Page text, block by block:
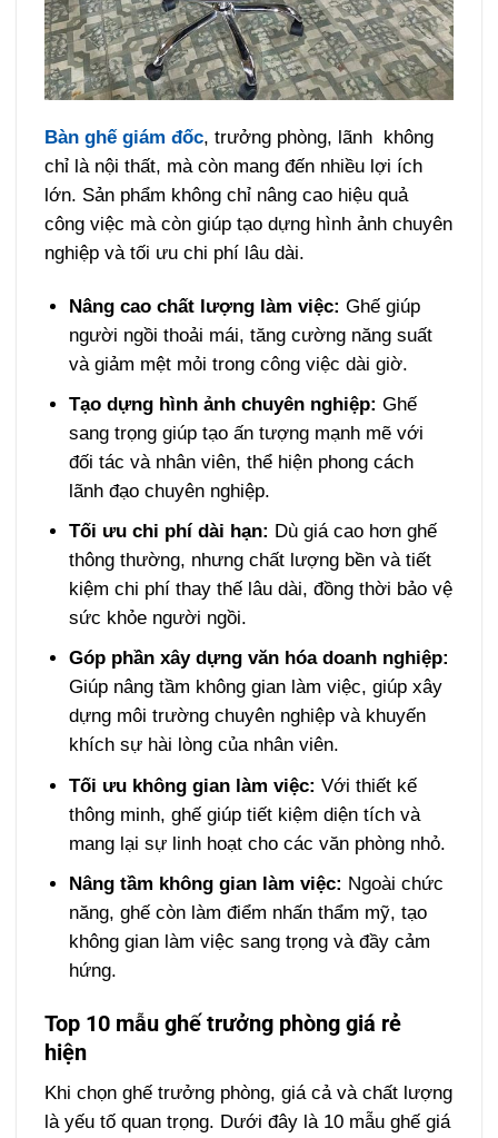
Bàn ghế giám đốc, trưởng phòng, lãnh không
chỉ là nội thất, mà còn mang đến nhiều lợi ích
lớn. Sản phẩm không chỉ nâng cao hiệu quả
công việc mà còn giúp tạo dựng hình ảnh chuyên
nghiệp và tối ưu chi phí lâu dài.
Nâng cao chất lượng làm việc: Ghế giúp
người ngồi thoải mái, tăng cường năng suất
và giảm mệt mỏi trong công việc dài giờ.
Tạo dựng hình ảnh chuyên nghiệp: Ghế
sang trọng giúp tạo ấn tượng mạnh mẽ với
đối tác và nhân viên, thể hiện phong cách
lãnh đạo chuyên nghiệp.
Tối ưu chi phí dài hạn: Dù giá cao hơn ghế
thông thường, nhưng chất lượng bền và tiết
kiệm chi phí thay thế lâu dài, đồng thời bảo vệ
sức khỏe người ngồi.
Góp phần xây dựng văn hóa doanh nghiệp:
Giúp nâng tầm không gian làm việc, giúp xây
dựng môi trường chuyên nghiệp và khuyến
khích sự hài lòng của nhân viên.
Tối ưu không gian làm việc: Với thiết kế
thông minh, ghế giúp tiết kiệm diện tích và
mang lại sự linh hoạt cho các văn phòng nhỏ.
Nâng tầm không gian làm việc: Ngoài chức
năng, ghế còn làm điểm nhấn thẩm mỹ, tạo
không gian làm việc sang trọng và đầy cảm
hứng.
Top 10 mẫu ghế trưởng phòng giá rẻ
hiện
Khi chọn ghế trưởng phòng, giá cả và chất lượng
là yếu tố quan trọng. Dưới đây là 10 mẫu ghế giá